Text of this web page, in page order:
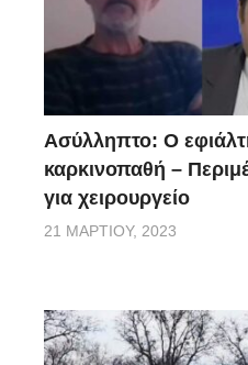
Ασύλληπτο: Ο
καρκινοπαθή –
για χειρουργείο
21 ΜΑΡΤΊΟΥ, 2023